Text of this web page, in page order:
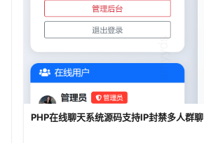
PHP在线聊天系统源码支持IP封禁多人群聊